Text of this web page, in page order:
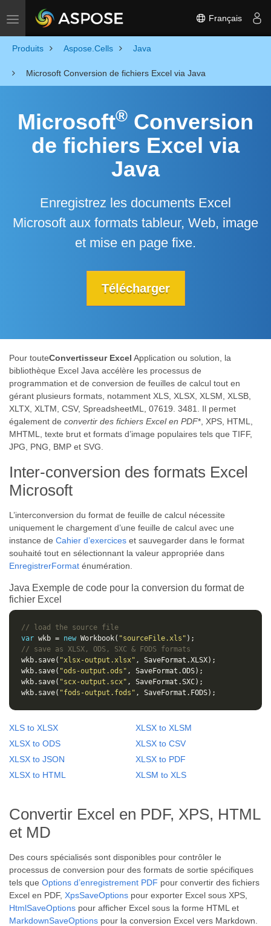
Toggle navigation Français
Produits Aspose.Cells Java
Microsoft Conversion de fichiers Excel via Java
Microsoft® Conversion
de fichiers Excel via
Java
Enregistrez les documents Excel
Microsoft aux formats tableur, Web, image
et mise en page fixe.
Télécharger
Pour touteConvertisseur Excel Application ou solution, la
bibliothèque Excel Java accélère les processus de
programmation et de conversion de feuilles de calcul tout en
gérant plusieurs formats, notamment XLS, XLSX, XLSM, XLSB,
XLTX, XLTM, CSV, SpreadsheetML, 07619. 3481. Il permet
également de convertir des fichiers Excel en PDF*, XPS, HTML,
MHTML, texte brut et formats d’image populaires tels que TIFF,
JPG, PNG, BMP et SVG.
Inter-conversion des formats Excel
Microsoft
L’interconversion du format de feuille de calcul nécessite
uniquement le chargement d’une feuille de calcul avec une
instance de Cahier d’exercices et sauvegarder dans le format
souhaité tout en sélectionnant la valeur appropriée dans
EnregistrerFormat énumération.
Java Exemple de code pour la conversion du format de
fichier Excel
// load the source file
var wkb = new Workbook( "sourceFile.xls"
// save as XLSX, ODS, SXC & FODS formats
wkb.save( "xlsx-output.xlsx"
wkb.save( "ods-output.ods"
wkb.save( "scx-output.scx"
wkb.save( "fods-output.fods"
XLS to XLSX
XLSX to XLSM
XLSX to ODS
XLSX to CSV
XLSX to JSON
XLSX to PDF
XLSX to HTML
XLSM to XLS
Convertir Excel en PDF, XPS, HTML
et MD
Des cours spécialisés sont disponibles pour contrôler le
processus de conversion pour des formats de sortie spécifiques
tels que Options d’enregistrement PDF pour convertir des fichiers
Excel en PDF, XpsSaveOptions pour exporter Excel sous XPS,
HtmlSaveOptions pour afficher Excel sous la forme HTML et
MarkdownSaveOptions pour la conversion Excel vers Markdown.